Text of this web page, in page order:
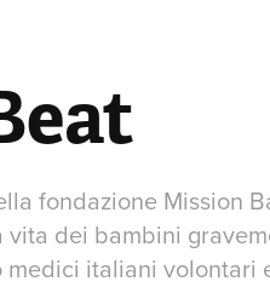
fondazione Mission
dei bambini
italiani